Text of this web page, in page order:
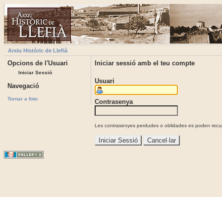
Arxiu Històric de Llefià
Opcions de l'Usuari
Iniciar Sessió
Navegació
Tornar a foto
Iniciar sessió amb el teu compte
Usuari
Contrasenya
Les contrasenyes perdudes o oblidades es poden